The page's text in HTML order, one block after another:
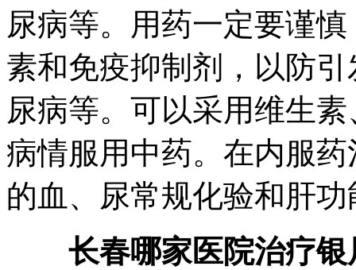
尿病等。用药一定要谨
素和免疫抑制剂，以防
尿病等。可以采用维生
病情服用中药。在内服
的血、尿常规化验和肝
长春哪家医院治疗